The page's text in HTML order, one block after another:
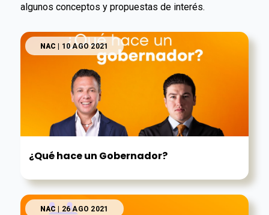
algunos conceptos y propuestas de interés.
NAC | 10 AGO 2021
¿Qué hace un Gobernador?
NAC | 26 AGO 2021